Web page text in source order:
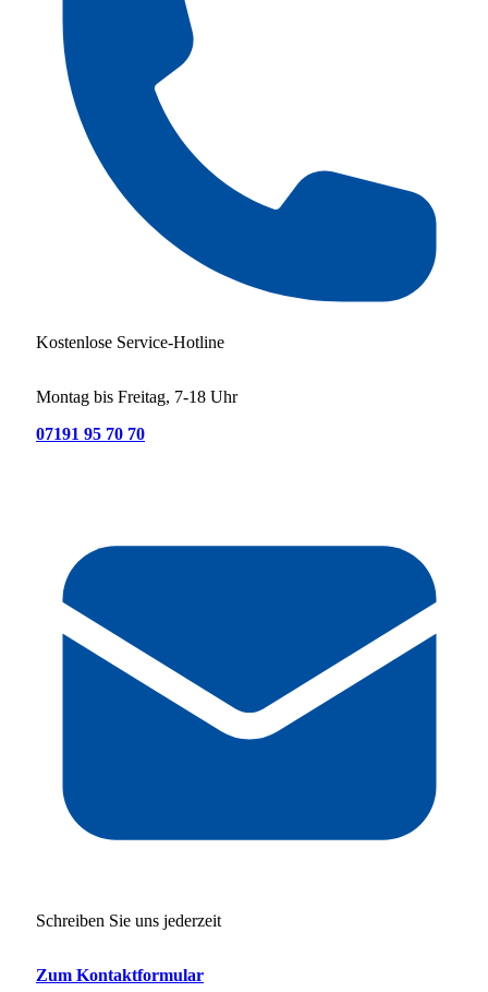
Kostenlose Service-Hotline
Montag bis Freitag, 7-18 Uhr
07191 95 70 70
Schreiben Sie uns jederzeit
Zum Kontaktformular